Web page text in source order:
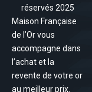
réservés 2025
Maison Française
de l’Or vous
accompagne dans
l’achat et la
revente de votre or
au meilleur prix.